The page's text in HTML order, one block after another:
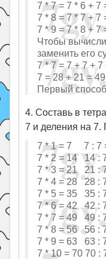
7 * 7 = 7 * 6 + 7
7 * 8 = 7 * 7 + 7
7 * 9 = 7 * 8 + 7
Чтобы
заменить его
7 * 7 = 7 + 7 +
7 = 28 + 21 = 49
Первый
4. Составь в
7 и деления на 7.
7 * 1 = 7 7 : 7
7 * 2 = 14 14 :
7 * 3 = 21 21 :
7 * 4 = 28 28 :
7 * 5 = 35 35 :
7 * 6 = 42 42 :
7 * 7 = 49 49 :
7 * 8 = 56 56 :
7 * 9 = 63 63 :
7 * 10 = 70 70 :